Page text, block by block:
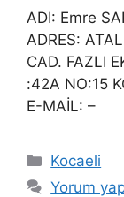
ADI: Emre
ADRES:
CAD. FAZLI
:42A NO:15
E-MAİL: –
Kategoriler
Kocaeli
Yorum